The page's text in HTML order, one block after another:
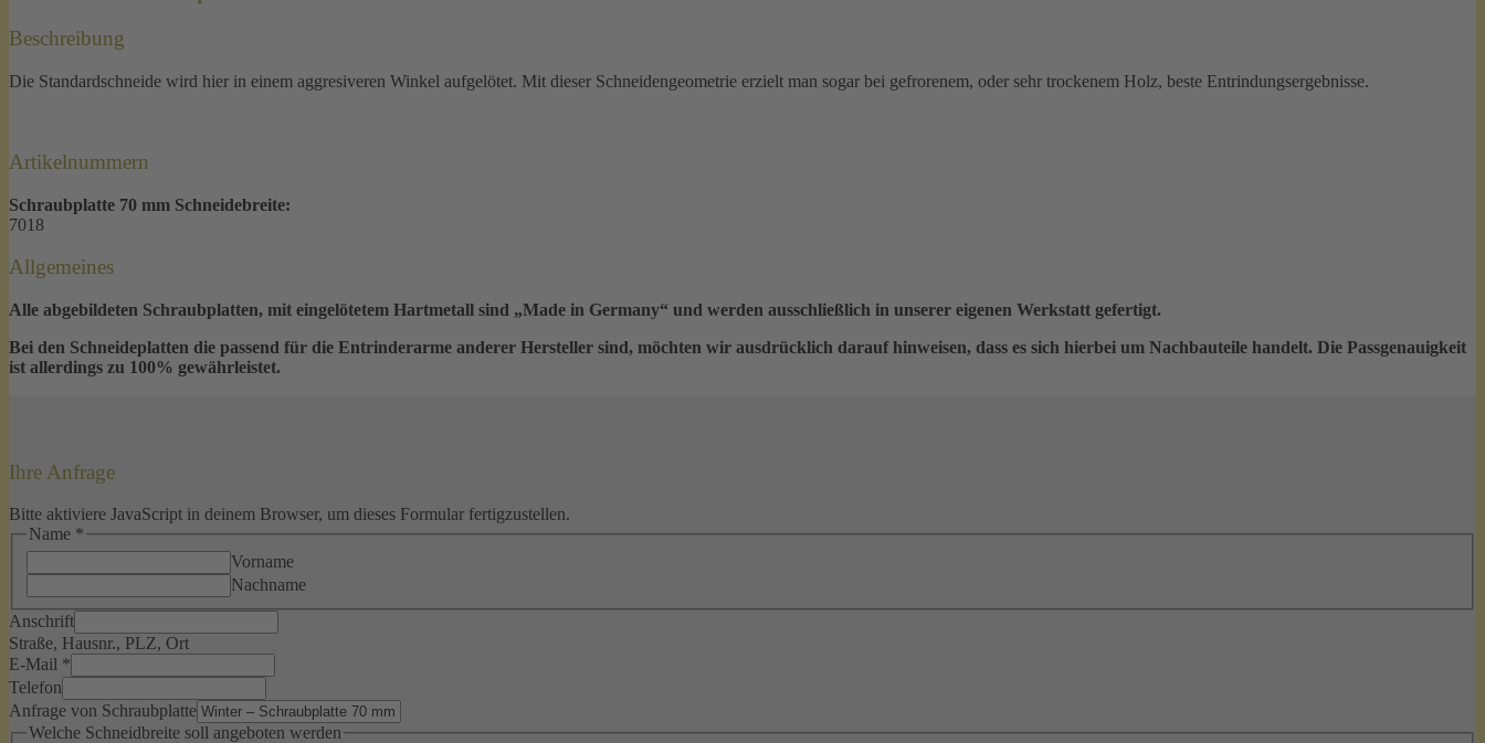
Beschreibung
Die Standardschneide wird hier in einem aggresiveren Winkel aufgelötet. Mit dieser Schneidengeometrie erzielt man sogar bei gefrorenem, oder sehr trockenem Holz, beste Entrindungsergebnisse.
Artikelnummern
Schraubplatte 70 mm Schneidebreite:
7018
Allgemeines
Alle abgebildeten Schraubplatten, mit eingelötetem Hartmetall sind „Made in Germany“ und werden ausschließlich in unserer eigenen Werkstatt gefertigt.
Bei den Schneideplatten die passend für die Entrinderarme anderer Hersteller sind, möchten wir ausdrücklich darauf hinweisen, dass es sich hierbei um Nachbauteile handelt. Die Passgenauigkeit
ist allerdings zu 100% gewährleistet.
Ihre Anfrage
Bitte aktiviere JavaScript in deinem Browser, um dieses Formular fertigzustellen.
Name *
Vorname
Nachname
Anschrift
Straße, Hausnr., PLZ, Ort
E-Mail *
Telefon
Anfrage von Schraubplatte
Welche Schneidbreite soll angeboten werden